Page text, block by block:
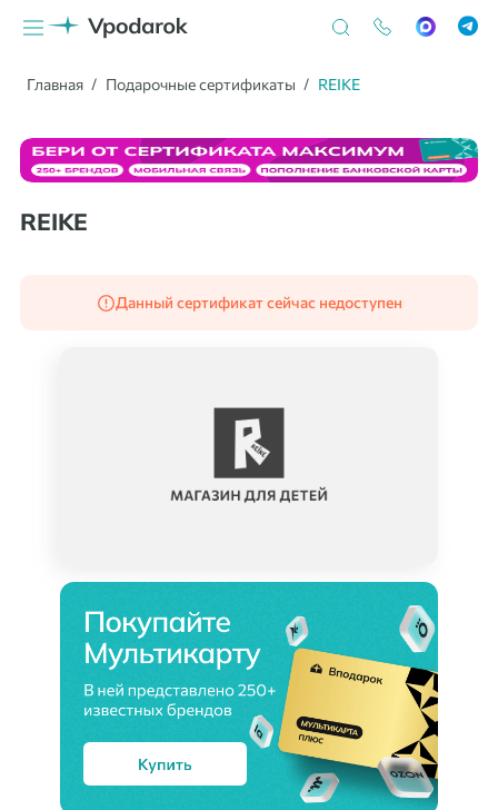
Главная Подарочные сертификаты REIKE
REIKE
Данный сертификат сейчас недоступен